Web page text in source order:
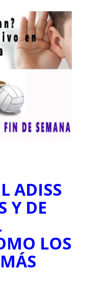
ADISS
Y DE
LOS